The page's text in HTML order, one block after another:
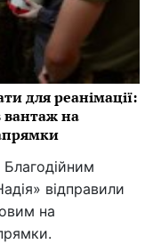
для реанімації:
вантаж на
відправили
на